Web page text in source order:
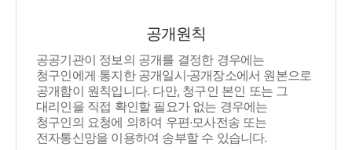
공개원칙
공공기관이 정보의 공개를 결정한 경우에는
청구인에게 통지한 공개일시·공개장소에서 원본으로
공개함이 원칙입니다. 다만, 청구인 본인 또는 그
대리인을 직접 확인할 필요가 없는 경우에는
청구인의 요청에 의하여 우편·모사전송 또는
전자통신망을 이용하여 송부할 수 있습니다.